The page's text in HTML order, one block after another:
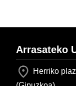
Arrasateko
Herriko